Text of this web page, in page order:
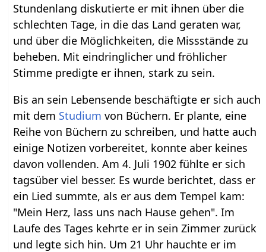
Stundenlang diskutierte er mit ihnen über die
schlechten Tage, in die das Land geraten war,
und über die Möglichkeiten, die Missstände zu
beheben. Mit eindringlicher und fröhlicher
Stimme predigte er ihnen, stark zu sein.
Bis an sein Lebensende beschäftigte er sich auch
mit dem Studium von Büchern. Er plante, eine
Reihe von Büchern zu schreiben, und hatte auch
einige Notizen vorbereitet, konnte aber keines
davon vollenden. Am 4. Juli 1902 fühlte er sich
tagsüber viel besser. Es wurde berichtet, dass er
ein Lied summte, als er aus dem Tempel kam:
"Mein Herz, lass uns nach Hause gehen". Im
Laufe des Tages kehrte er in sein Zimmer zurück
und legte sich hin. Um 21 Uhr hauchte er im